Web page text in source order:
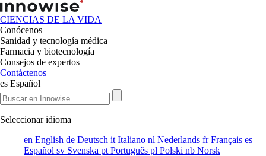
CIENCIAS DE LA VIDA
Conócenos
Sanidad y tecnología médica
Farmacia y biotecnología
Consejos de expertos
Contáctenos
es Español
Seleccionar idioma
en English de Deutsch it Italiano nl Nederlands frFrançais es
Español sv Svenska pt Português pl Polski nb Norsk